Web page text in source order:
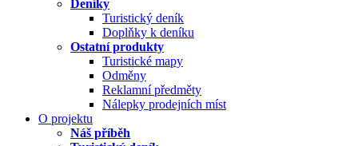
Deníky
Turistický deník
Doplňky k deníku
Ostatní produkty
Turistické mapy
Odměny
Reklamní předměty
Nálepky prodejních míst
O projektu
Náš příběh